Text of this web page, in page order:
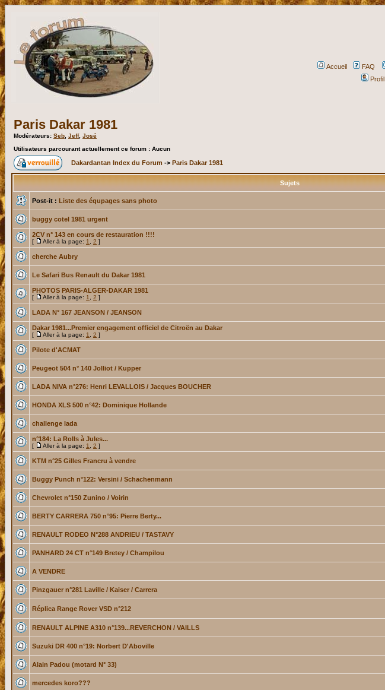
Accueil FAQ
Profil
Paris Dakar 1981
Modérateurs: Seb Jeff, José
Utilisateurs parcourant actuellement ce forum : Aucun
Dakardantan Index du Forum -> Paris Dakar 1981
Sujets
Post-it : Liste des équpages sans photo
buggy cotel 1981 urgent
2CV n° 143 en cours de restauration !!!!
[ Aller à la page: 1 2 ]
cherche Aubry
Le Safari Bus Renault du Dakar 1981
PHOTOS PARIS-ALGER-DAKAR 1981
[ Aller à la page: 1 2 ]
LADA N° 167 JEANSON / JEANSON
Dakar 1981...Premier engagement officiel de Citroën au Dakar
[ Aller à la page: 1 2 ]
Pilote d'ACMAT
Peugeot 504 n° 140 Jolliot / Kupper
LADA NIVA n°276: Henri LEVALLOIS / Jacques BOUCHER
HONDA XLS 500 n°42: Dominique Hollande
challenge lada
n°184: La Rolls à Jules...
[ Aller à la page: 1 2 ]
KTM n°25 Gilles Francru à vendre
Buggy Punch n°122: Versini / Schachenmann
Chevrolet n°150 Zunino / Voirin
BERTY CARRERA 750 n°95: Pierre Berty...
RENAULT RODEO N°288 ANDRIEU / TASTAVY
PANHARD 24 CT n°149 Bretey / Champilou
A VENDRE
Pinzgauer n°281 Laville / Kaiser / Carrera
Réplica Range Rover VSD n°212
RENAULT ALPINE A310 n°139...REVERCHON / VAILLS
Suzuki DR 400 n°19: Norbert D'Aboville
Alain Padou (motard N° 33)
mercedes koro???